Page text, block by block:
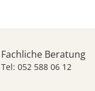
Fachliche Beratung
Tel: 052 588 06 12